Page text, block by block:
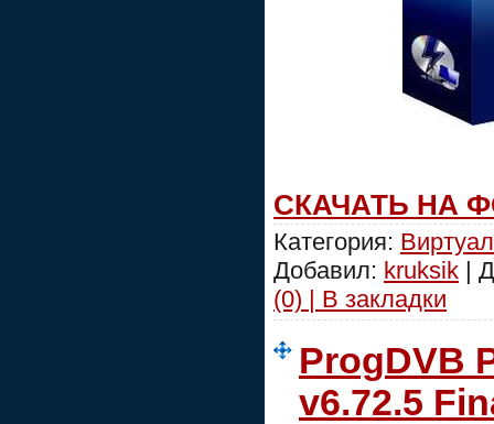
СКАЧАТЬ НА
Категория:
Добавил: kruksik |
(0) | В закладки
ProgDVB
v6.72.5